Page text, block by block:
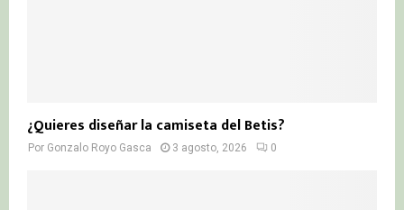
¿Quieres diseñar la camiseta del Betis?
Por Gonzalo Royo Gasca 3 agosto, 2026 0